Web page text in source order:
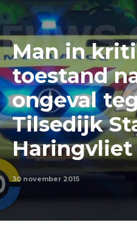
Man in
toestand
ongeval
Tilsedijk
Haringvliet
30 november 2015